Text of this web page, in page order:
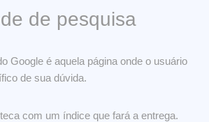
de pesquisa
Google é aquela página onde o usuário
de sua dúvida.
com um índice que fará a entrega.